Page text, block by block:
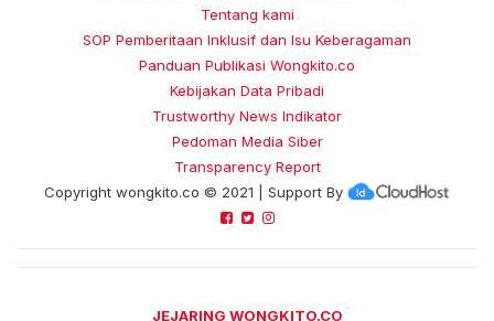
Tentang kami
SOP Pemberitaan Inklusif dan Isu Keberagaman
Panduan Publikasi Wongkito.co
Kebijakan Data Pribadi
Trustworthy News Indikator
Pedoman Media Siber
Transparency Report
Copyright wongkito.co © 2021 | Support By
JEJARING WONGKITO.CO